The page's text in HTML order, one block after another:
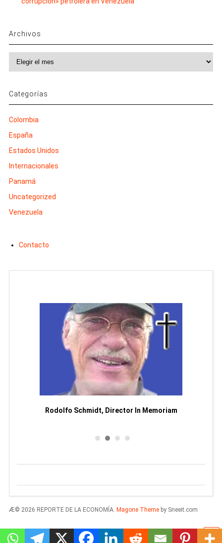
Archivos
Archivos
Categorías
Colombia
España
Estados Unidos
Internacionales
Panamá
Uncategorized
Venezuela
Contacto
Rodolfo Schmidt, Director In Memoriam
Æ© 2026 REPORTE DE LA ECONOMÍA. Magone Themeby Sneeit.com